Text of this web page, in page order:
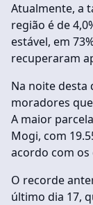
Atualmente, a
região é de
estável, em
recuperaram
Na noite desta
moradores
A maior
Mogi, com
acordo com os
O recorde
último dia 17,